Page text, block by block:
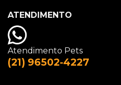
ATENDIMENTO
Atendimento Pets
(21) 96502-4227